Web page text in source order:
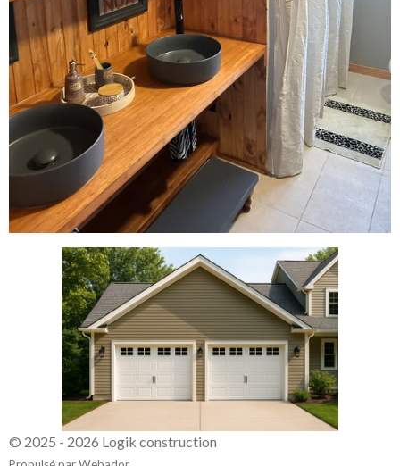
© 2025 - 2026 Logik construction